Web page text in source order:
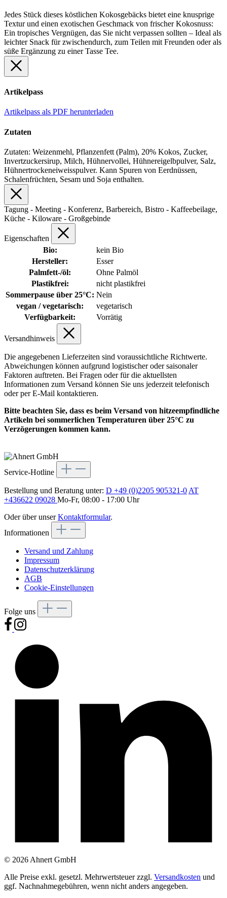
Jedes Stück dieses köstlichen Kokosgebäcks bietet eine knusprige
Textur und einen exotischen Geschmack von frischer Kokosnuss:
Ein tropisches Vergnügen, das Sie nicht verpassen sollten – Ideal als
leichter Snack für zwischendurch, zum Teilen mit Freunden oder als
süße Ergänzung zu einer Tasse Tee.
Artikelpass
Artikelpass als PDF herunterladen
Zutaten
Zutaten: Weizenmehl, Pflanzenfett (Palm), 20% Kokos, Zucker,
Invertzuckersirup, Milch, Hühnervollei, Hühnereigelbpulver, Salz,
Hühnertrockeneiweisspulver. Kann Spuren von Eerdnüssen,
Schalenfrüchten, Sesam und Soja enthalten.
Tagung - Meeting - Konferenz, Barbereich, Bistro - Kaffeebeilage,
Küche - Kiloware - Großgebinde
Eigenschaften
Bio:
kein Bio
Hersteller:
Esser
Palmfett-/öl:
Ohne Palmöl
Plastikfrei:
nicht plastikfrei
Sommerpause über 25°C: Nein
vegan / vegetarisch:
vegetarisch
Verfügbarkeit:
Vorrätig
Versandhinweis
Die angegebenen Lieferzeiten sind voraussichtliche Richtwerte.
Abweichungen können aufgrund logistischer oder saisonaler
Faktoren auftreten. Bei Fragen oder für die aktuellsten
Informationen zum Versand können Sie uns jederzeit telefonisch
oder per E-Mail kontaktieren.
Bitte beachten Sie, dass es beim Versand von hitzeempfindliche
Artikeln bei sommerlichen Temperaturen über 25°C zu
Verzögerungen kommen kann.
Service-Hotline
Bestellung und Beratung unter: D +49 (0)2205 905321-0 AT
+436622 09028 Mo-Fr, 08:00 - 17:00 Uhr
Oder über unserKontaktformular.
Informationen
Versand und Zahlung
Impressum
Datenschutzerklärung
AGB
Cookie-Einstellungen
Folge uns
© 2026 Ahnert GmbH
Alle Preise exkl. gesetzl. Mehrwertsteuer zzgl. Versandkosten und
ggf. Nachnahmegebühren, wenn nicht anders angegeben.